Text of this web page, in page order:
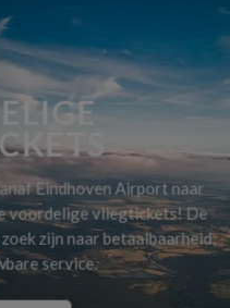
Eindhoven Airport naar
voordelige vliegtickets! De
zijn naar betaalbaarheid,
service.